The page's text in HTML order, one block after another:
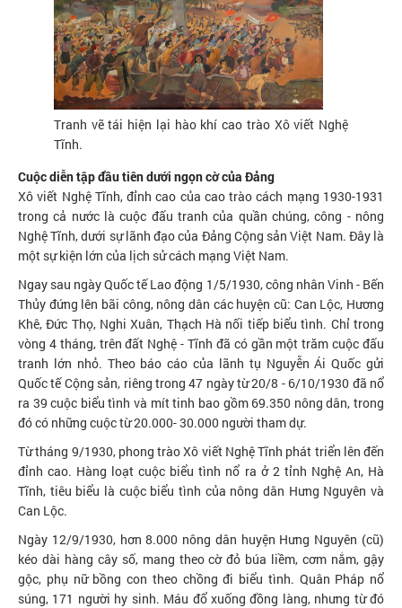
Tranh vẽ tái hiện lại hào khí cao trào Xô viết Nghệ
Tĩnh.
Cuộc diễn tập đầu tiên dưới ngọn cờ của Đảng
Xô viết Nghệ Tĩnh, đỉnh cao của cao trào cách mạng 1930-1931
trong cả nước là cuộc đấu tranh của quần chúng, công - nông
Nghệ Tĩnh, dưới sự lãnh đạo của Đảng Cộng sản Việt Nam. Đây là
một sự kiện lớn của lịch sử cách mạng Việt Nam.
Ngay sau ngày Quốc tế Lao động 1/5/1930, công nhân Vinh - Bến
Thủy đứng lên bãi công, nông dân các huyện cũ: Can Lộc, Hương
Khê, Đức Thọ, Nghi Xuân, Thạch Hà nối tiếp biểu tình. Chỉ trong
vòng 4 tháng, trên đất Nghệ - Tĩnh đã có gần một trăm cuộc đấu
tranh lớn nhỏ. Theo báo cáo của lãnh tụ Nguyễn Ái Quốc gửi
Quốc tế Cộng sản, riêng trong 47 ngày từ 20/8 - 6/10/1930 đã nổ
ra 39 cuộc biểu tình và mít tinh bao gồm 69.350 nông dân, trong
đó có những cuộc từ 20.000- 30.000 người tham dự.
Từ tháng 9/1930, phong trào Xô viết Nghệ Tĩnh phát triển lên đến
đỉnh cao. Hàng loạt cuộc biểu tình nổ ra ở 2 tỉnh Nghệ An, Hà
Tĩnh, tiêu biểu là cuộc biểu tình của nông dân Hưng Nguyên và
Can Lộc.
Ngày 12/9/1930, hơn 8.000 nông dân huyện Hưng Nguyên (cũ)
kéo dài hàng cây số, mang theo cờ đỏ búa liềm, cơm nắm, gậy
gộc, phụ nữ bồng con theo chồng đi biểu tình. Quân Pháp nổ
súng, 171 người hy sinh. Máu đổ xuống đồng làng, nhưng từ đó